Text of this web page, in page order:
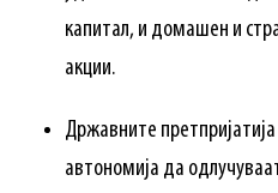
капитал, и домашен и
акции.
Државните
автономија да